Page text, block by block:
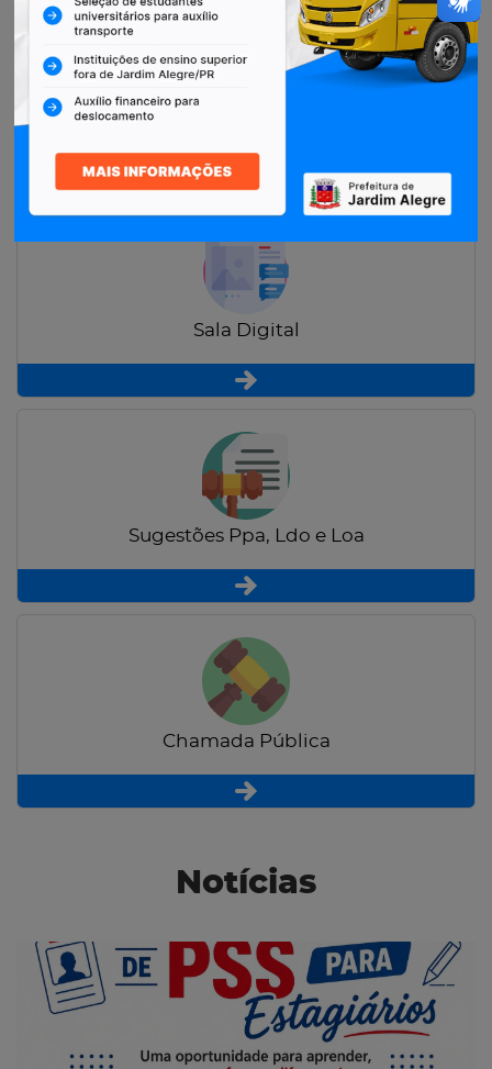
Restituição de Contribuintes
Sala Digital
Sugestões Ppa, Ldo e Loa
Chamada Pública
Notícias